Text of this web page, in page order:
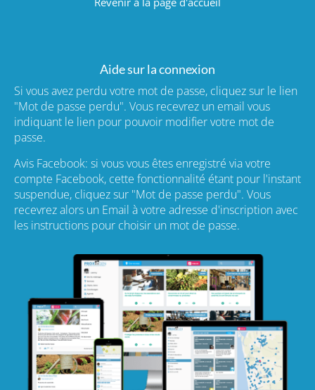
Aide sur la connexion
Si vous avez perdu votre mot de passe, cliquez sur le lien
"Mot de passe perdu". Vous recevrez un email vous
indiquant le lien pour pouvoir modifier votre mot de
passe.
Avis Facebook: si vous vous êtes enregistré via votre
compte Facebook, cette fonctionnalité étant pour l'instant
suspendue, cliquez sur "Mot de passe perdu". Vous
recevrez alors un Email à votre adresse d'inscription avec
les instructions pour choisir un mot de passe.